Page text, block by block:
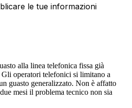
le tue informazioni